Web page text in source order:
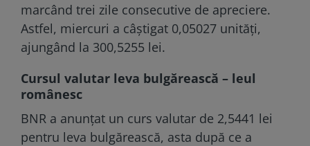
marcând trei zile consecutive de apreciere.
Astfel, miercuri a câștigat 0,05027 unități,
ajungând la 300,5255 lei.
Cursul valutar leva bulgărească – leul
românesc
BNR a anunțat un curs valutar de 2,5441 lei
pentru leva bulgărească, asta după ce a